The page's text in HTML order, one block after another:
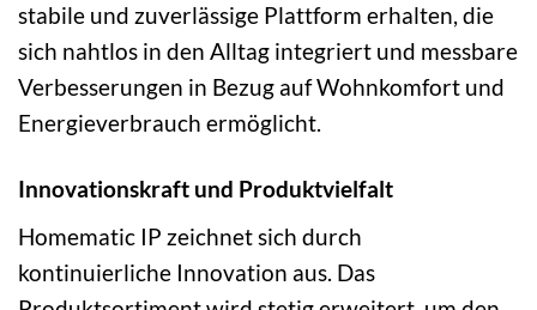
stabile und zuverlässige Plattform erhalten, die
sich nahtlos in den Alltag integriert und messbare
Verbesserungen in Bezug auf Wohnkomfort und
Energieverbrauch ermöglicht.
Innovationskraft und Produktvielfalt
Homematic IP zeichnet sich durch
kontinuierliche Innovation aus. Das